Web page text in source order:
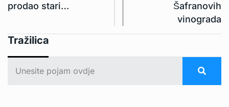
prodao stari…
Šafranovih
vinograda
Tražilica